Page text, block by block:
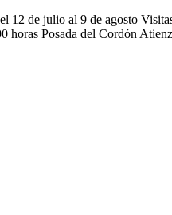
12 de julio al 9 de agosto
horas Posada del Cordón